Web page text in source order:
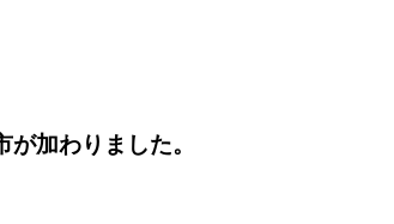
加わりました。